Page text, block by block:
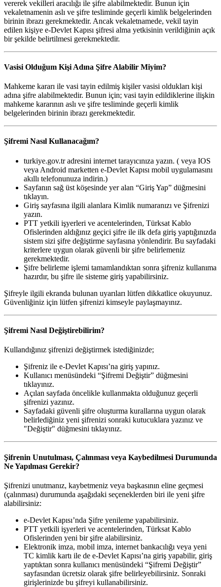
vererek vekilleri aracılığı ile şifre alabilmektedir. Bunun için
vekaletnamenin aslı ve şifre tesliminde geçerli kimlik belgelerinden
birinin ibrazı gerekmektedir. Ancak vekaletnamede, vekil tayin
edilen kişiye e-Devlet Kapısı şifresi alma yetkisinin verildiğinin açık
bir şekilde belirtilmesi gerekmektedir.
Vasisi Olduğum Kişi Adına Şifre Alabilir Miyim?
Mahkeme kararı ile vasi tayin edilmiş kişiler vasisi oldukları kişi
adına şifre alabilmektedir. Bunun için; vasi tayin edildiklerine ilişkin
mahkeme kararının aslı ve şifre tesliminde geçerli kimlik
belgelerinden birinin ibrazı gerekmektedir.
Şifremi Nasıl Kullanacağım?
turkiye.gov.tr adresini internet tarayıcınıza yazın. ( veya IOS
veya Android marketten e-Devlet Kapısı mobil uygulamasını
akıllı telefonunuza indirin.)
Sayfanın sağ üst köşesinde yer alan “Giriş Yap” düğmesini
tıklayın.
Giriş sayfasına ilgili alanlara Kimlik numaranızı ve Şifrenizi
yazın.
PTT yetkili işyerleri ve acentelerinden, Türksat Kablo
Ofislerinden aldığınız geçici şifre ile ilk defa giriş yaptığınızda
sistem sizi şifre değiştirme sayfasına yönlendirir. Bu sayfadaki
kriterlere uygun olarak güvenli bir şifre belirlemeniz
gerekmektedir.
Şifre belirleme işlemi tamamlandıktan sonra şifreniz kullanıma
hazırdır, bu şifre ile sisteme giriş yapabilirsiniz.
Şifreyle ilgili ekranda bulunan uyarıları lütfen dikkatlice okuyunuz.
Güvenliğiniz için lütfen şifrenizi kimseyle paylaşmayınız.
Şifremi Nasıl Değiştirebilirim?
Kullandığınız şifrenizi değiştirmek istediğinizde;
Şifreniz ile e-Devlet Kapısı’na giriş yapınız.
Kullanıcı menüsündeki “Şifremi Değiştir” düğmesini
tıklayınız.
Açılan sayfada öncelikle kullanmakta olduğunuz geçerli
şifrenizi yazınız.
Sayfadaki güvenli şifre oluşturma kurallarına uygun olarak
belirlediğiniz yeni şifrenizi sonraki kutucuklara yazınız ve
"Değiştir" düğmesini tıklayınız.
Şifrenin Unutulması, Çalınması veya Kaybedilmesi Durumunda
Ne Yapılması Gerekir?
Şifrenizi unutmanız, kaybetmeniz veya başkasının eline geçmesi
(çalınması) durumunda aşağıdaki seçeneklerden biri ile yeni şifre
alabilirsiniz:
e-Devlet Kapısı’nda Şifre yenileme yapabilirsiniz.
PTT yetkili işyerleri ve acentelerinden, Türksat Kablo
Ofislerinden yeni bir şifre alabilirsiniz.
Elektronik imza, mobil imza, internet bankacılığı veya yeni
TC kimlik kartı ile de e-Devlet Kapısı’na giriş yapabilir, giriş
yaptıktan sonra kullanıcı menüsündeki “Şifremi Değiştir”
sayfasından ücretsiz olarak şifre belirleyebilirsiniz. Sonraki
girişlerinizde bu şifreyi kullanabilirsiniz.